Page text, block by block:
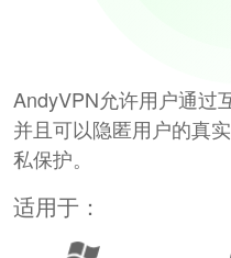
AndyVPN允许用户通过
并且可以隐匿用户的真
私保护。
适用于：